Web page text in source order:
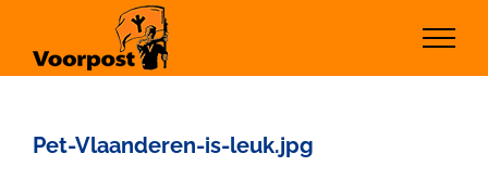
inhoud
Pet-Vlaanderen-is-leuk.jpg